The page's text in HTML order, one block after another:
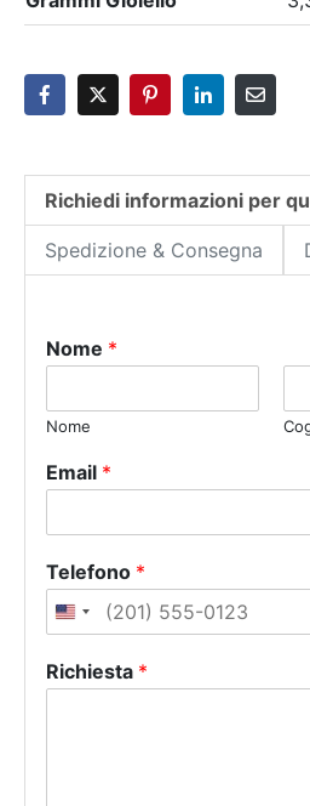
Richiedi informazioni per
Spedizione & Consegna
Nome *
Nome
Email *
Telefono *
U
i
Richiesta *